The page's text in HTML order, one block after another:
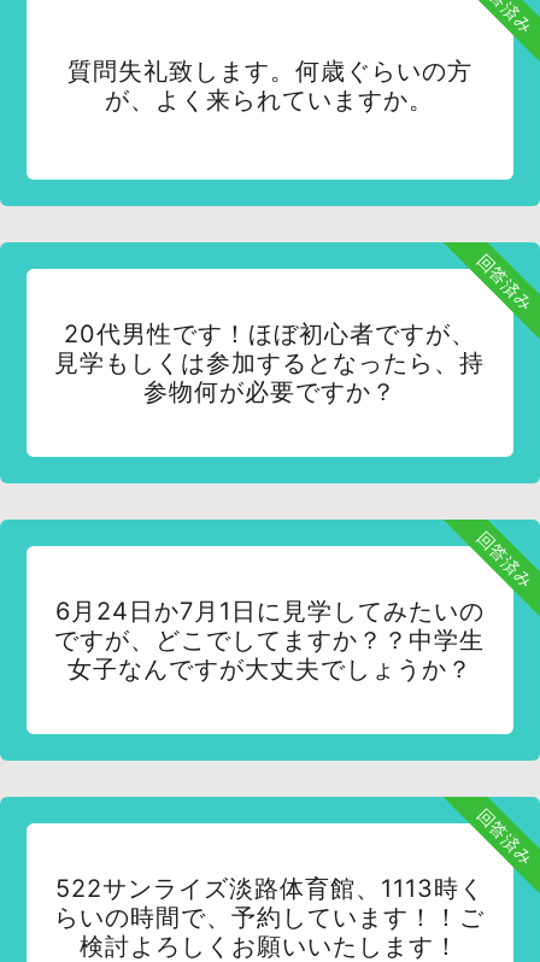
質問失礼致します。何歳ぐらいの方
が、よく来られていますか。
回答済み
20代男性です！ほぼ初心者ですが、
見学もしくは参加するとなったら、持
参物何が必要ですか？
回答済み
6月24日か7月1日に見学してみたいの
ですが、どこでしてますか？？中学生
女子なんですが大丈夫でしょうか？
回答済み
522サンライズ淡路体育館、1113時く
らいの時間で、予約しています！！ご
検討よろしくお願いいたします！